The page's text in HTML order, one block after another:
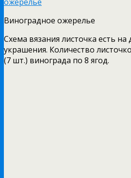
Виноградное ожерелье
Схема вязания листочка есть
украшения. Количество
(7 шт.) винограда по 8 ягод.